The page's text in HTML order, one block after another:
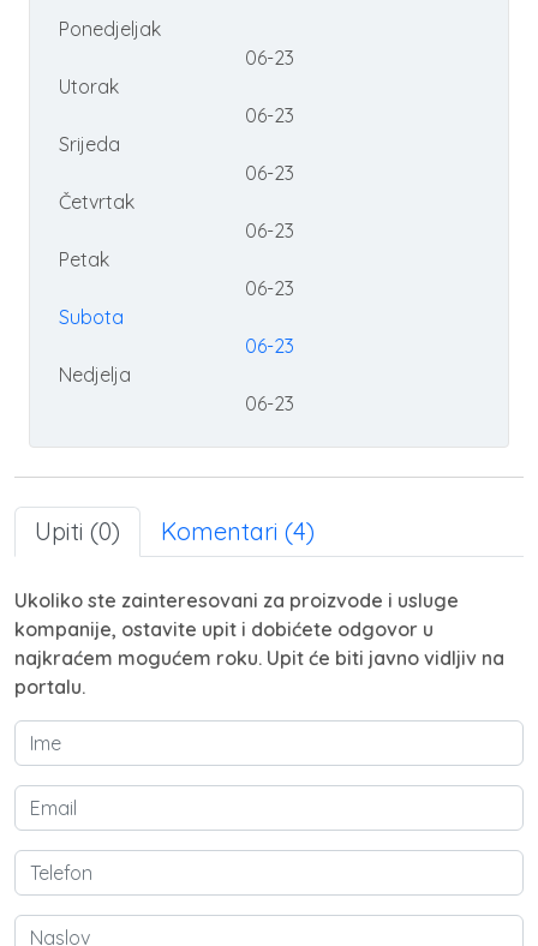
Ponedjeljak
06-23
Utorak
06-23
Srijeda
06-23
Četvrtak
06-23
Petak
06-23
Subota
06-23
Nedjelja
06-23
Upiti (0) Komentari (4)
Ukoliko ste zainteresovani za proizvode i usluge
kompanije, ostavite upit i dobićete odgovor u
najkraćem mogućem roku. Upit će biti javno vidljiv na
portalu.